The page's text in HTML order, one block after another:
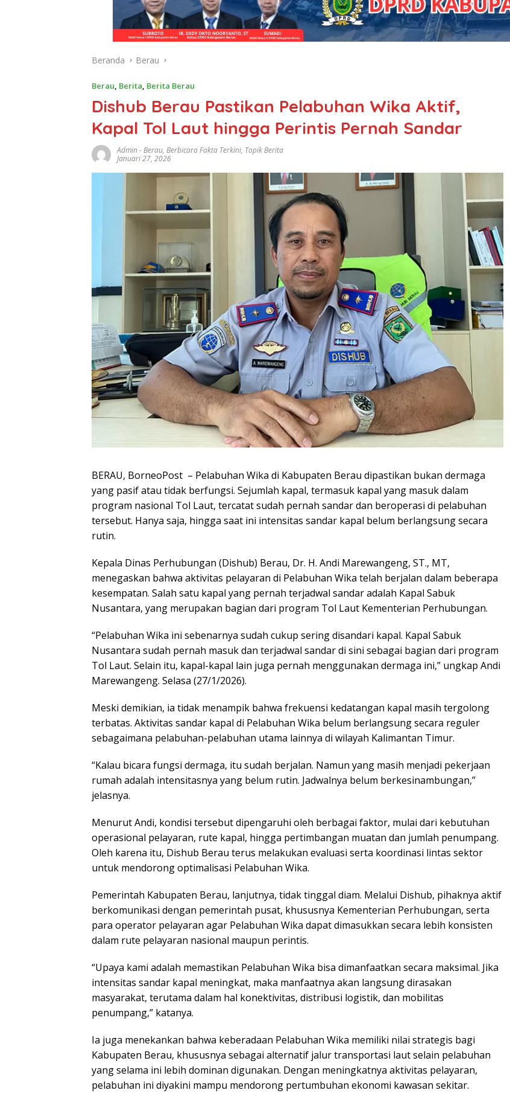
Beranda Berau
Berau, Berita, Berita Berau
Dishub Berau Pastikan Pelabuhan Wika Aktif,
Kapal Tol Laut hingga Perintis Pernah Sandar
Admin-Berau, Berbicara Fakta Terkini, Topik Berita
Januari 27, 2026
BERAU, BorneoPost – Pelabuhan Wika di Kabupaten Berau dipastikan bukan dermaga
yang pasif atau tidak berfungsi. Sejumlah kapal, termasuk kapal yang masuk dalam
program nasional Tol Laut, tercatat sudah pernah sandar dan beroperasi di pelabuhan
tersebut. Hanya saja, hingga saat ini intensitas sandar kapal belum berlangsung secara
rutin.
Kepala Dinas Perhubungan (Dishub) Berau, Dr. H. Andi Marewangeng, ST., MT,
menegaskan bahwa aktivitas pelayaran di Pelabuhan Wika telah berjalan dalam beberapa
kesempatan. Salah satu kapal yang pernah terjadwal sandar adalah Kapal Sabuk
Nusantara, yang merupakan bagian dari program Tol Laut Kementerian Perhubungan.
“Pelabuhan Wika ini sebenarnya sudah cukup sering disandari kapal. Kapal Sabuk
Nusantara sudah pernah masuk dan terjadwal sandar di sini sebagai bagian dari program
Tol Laut. Selain itu, kapal-kapal lain juga pernah menggunakan dermaga ini,” ungkap Andi
Marewangeng. Selasa (27/1/2026).
Meski demikian, ia tidak menampik bahwa frekuensi kedatangan kapal masih tergolong
terbatas. Aktivitas sandar kapal di Pelabuhan Wika belum berlangsung secara reguler
sebagaimana pelabuhan-pelabuhan utama lainnya di wilayah Kalimantan Timur.
“Kalau bicara fungsi dermaga, itu sudah berjalan. Namun yang masih menjadi pekerjaan
rumah adalah intensitasnya yang belum rutin. Jadwalnya belum berkesinambungan,”
jelasnya.
Menurut Andi, kondisi tersebut dipengaruhi oleh berbagai faktor, mulai dari kebutuhan
operasional pelayaran, rute kapal, hingga pertimbangan muatan dan jumlah penumpang.
Oleh karena itu, Dishub Berau terus melakukan evaluasi serta koordinasi lintas sektor
untuk mendorong optimalisasi Pelabuhan Wika.
Pemerintah Kabupaten Berau, lanjutnya, tidak tinggal diam. Melalui Dishub, pihaknya aktif
berkomunikasi dengan pemerintah pusat, khususnya Kementerian Perhubungan, serta
para operator pelayaran agar Pelabuhan Wika dapat dimasukkan secara lebih konsisten
dalam rute pelayaran nasional maupun perintis.
“Upaya kami adalah memastikan Pelabuhan Wika bisa dimanfaatkan secara maksimal. Jika
intensitas sandar kapal meningkat, maka manfaatnya akan langsung dirasakan
masyarakat, terutama dalam hal konektivitas, distribusi logistik, dan mobilitas
penumpang,” katanya.
Ia juga menekankan bahwa keberadaan Pelabuhan Wika memiliki nilai strategis bagi
Kabupaten Berau, khususnya sebagai alternatif jalur transportasi laut selain pelabuhan
yang selama ini lebih dominan digunakan. Dengan meningkatnya aktivitas pelayaran,
pelabuhan ini diyakini mampu mendorong pertumbuhan ekonomi kawasan sekitar.